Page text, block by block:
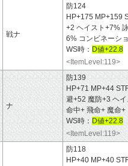
戦ナ
防124
HP+175 MP+159
+2 ヘイスト+7%
6% コンビネーシ
WS時： D値+22.8
<ItemLevel:119>
ナ
防139
HP+71 MP+44
避+52 魔防+3 ヘ
命中+ 飛命+ 魔命+
WS時： D値+22.8
<ItemLevel:119>
防118
HP+40 MP+40